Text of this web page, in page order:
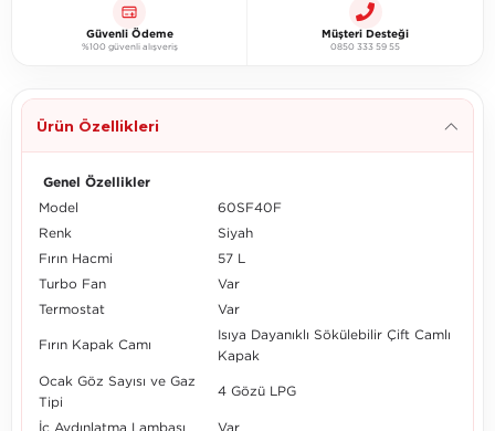
Güvenli Ödeme
%100 güvenli alışveriş
Müşteri Desteği
0850 333 59 55
Ürün Özellikleri
Genel Özellikler
Model 60SF40F
Renk Siyah
Fırın Hacmi 57 L
Turbo Fan Var
Termostat Var
Fırın Kapak Camı
Isıya Dayanıklı Sökülebilir Çift Camlı
Kapak
Ocak Göz Sayısı ve Gaz
Tipi
4 Gözü LPG
İç Aydınlatma Lambası Var